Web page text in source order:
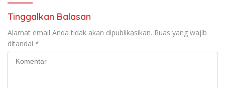
Tinggalkan Balasan
Alamat email Anda tidak akan dipublikasikan. Ruas yang wajib
ditandai *